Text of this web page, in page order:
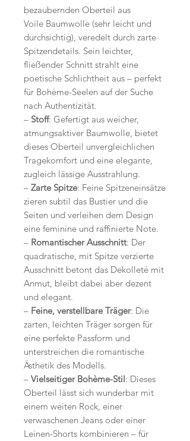
bezaubernden Oberteil aus
Voile Baumwolle (sehr leicht und
durchsichtig), veredelt durch zarte
Spitzendetails. Sein leichter,
fließender Schnitt strahlt eine
poetische Schlichtheit aus – perfekt
für Bohème-Seelen auf der Suche
nach Authentizität.
– Stoff: Gefertigt aus weicher,
atmungsaktiver Baumwolle, bietet
dieses Oberteil unvergleichlichen
Tragekomfort und eine elegante,
zugleich lässige Ausstrahlung.
– Zarte Spitze: Feine Spitzeneinsätze
zieren subtil das Bustier und die
Seiten und verleihen dem Design
eine feminine und raffinierte Note.
– Romantischer Ausschnitt: Der
quadratische, mit Spitze verzierte
Ausschnitt betont das Dekolleté mit
Anmut, bleibt dabei aber dezent
und elegant.
– Feine, verstellbare Träger: Die
zarten, leichten Träger sorgen für
eine perfekte Passform und
unterstreichen die romantische
Ästhetik des Modells.
– Vielseitiger Bohème-Stil: Dieses
Oberteil lässt sich wunderbar mit
einem weiten Rock, einer
verwaschenen Jeans oder einer
Leinen-Shorts kombinieren – für